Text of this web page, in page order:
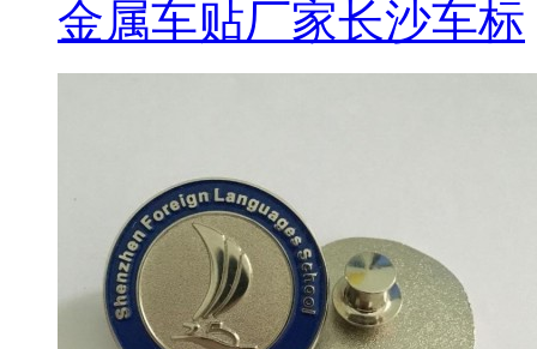
金属车贴厂家长沙车标